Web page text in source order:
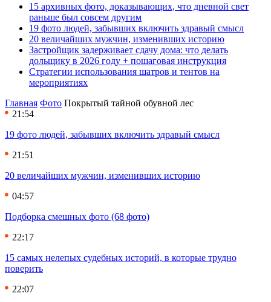
15 архивных фото, доказывающих, что дневной свет
раньше был совсем другим
19 фото людей, забывших включить здравый смысл
20 величайших мужчин, изменивших историю
Застройщик задерживает сдачу дома: что делать
дольщику в 2026 году + пошаговая инструкция
Стратегии использования шатров и тентов на
мероприятиях
Главная Фото Покрытый тайной обувной лес
21:54
19 фото людей, забывших включить здравый смысл
21:51
20 величайших мужчин, изменивших историю
04:57
Подборка смешных фото (68 фото)
22:17
15 самых нелепых судебных историй, в которые трудно
поверить
22:07